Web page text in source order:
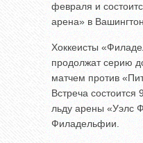
февраля и
арена» в
Хоккеисты
продолжат серию
матчем против
Встреча
льду арены «Уэлс
Филадельфии.